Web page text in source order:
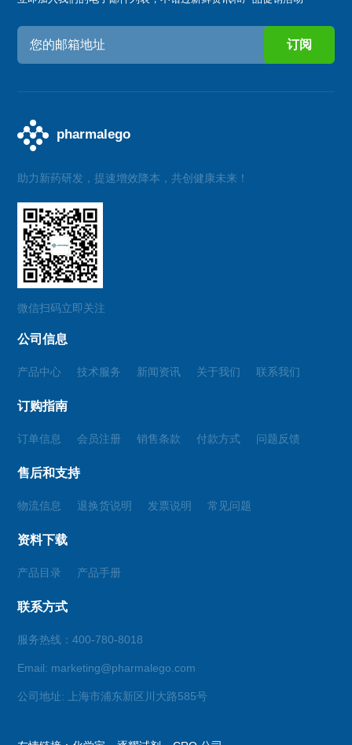
助力新药研发，提速增效降本，共创健康未来！
微信扫码立即关注
公司信息
产品中心 技术服务 新闻资讯 关于我们 联系我们
订购指南
订单信息 会员注册 销售条款 付款方式 问题反馈
售后和支持
物流信息 退换货说明 发票说明 常见问题
资料下载
产品目录 产品手册
联系方式
服务热线：400-780-8018
Email: marketing@pharmalego.com
公司地址: 上海市浦东新区川大路585号